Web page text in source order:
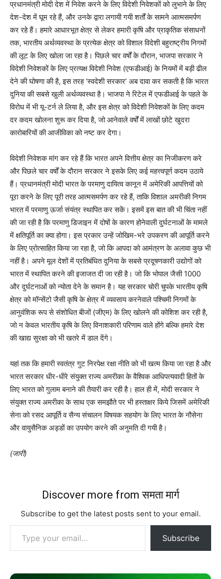
प्रधानमंत्री मोदी देश में निवेश करने के लिए विदेशी निवेशकों को लुभाने के लिए
देश-देश में घूम रहे हैं, और उनके द्वारा लगायी गयी शर्तों के सामने आत्मसमर्पण
कर रहे हैं। हमारे आधारभूत क्षेत्र से लेकर हमारी कृषि और प्राकृतिक संसाधनों
तक, भारतीय अर्थव्यवस्था के प्रत्येक क्षेत्र को विशाल विदेशी बहुराष्ट्रीय निगमों
की लूट के लिए खोला जा रहा है। पिछले चार वर्षों के दौरान, भाजपा सरकार ने
विदेशी निवेशकों के लिए प्रत्यक्ष विदेशी निवेश (एफडीआई) के नियमों में बड़ी ढील
देने की घोषणा की है, इस तरह‘स्वदेशी सरकार’ अब दावा कर सकती है कि भारत
दुनिया की सबसे खुली अर्थव्यवस्था है। भाजपा ने रिटेल में एफडीआई के पहले के
विरोध में भी यू-टर्न ले लिया है, और इस क्षेत्र को विदेशी निवेशकों के लिए कदम
दर कदम खोलना शुरू कर दिया है, जो आनेवाले वर्षों में लाखों छोटे खुदरा
कारोबारियों की आजीविका को नष्ट कर देगा।
विदेशी निवेशक मांग कर रहे हैं कि भारत अपने वित्तीय क्षेत्र का निजीकरण करे
और पिछले चार वर्षों के दौरान सरकार ने इसके लिए कई महत्त्वपूर्ण कदम उठाये
हैं। प्रधानमंत्री मोदी भारत के परमाणु दायित्व कानून में अमेरिकी आपत्तियों को
पूरा करने के लिए पूरी तरह आत्मसमर्पण कर रहे हैं, ताकि विशाल अमरीकी निगम
भारत में परमाणु ऊर्जा संयंत्र स्थापित कर सकें। इसमें इस बात की भी चिंता नहीं
की जा रही है कि परमाणु डिजाइन में दोषों के कारण होनेवाली दुर्घटनाओं के मामले
में क्षतिपूर्ति का क्या होगा। इस प्रकार उन्हें जोखिम-भरे उपकरण की आपूर्ति करने
के लिए प्रोत्साहित किया जा रहा है, जो कि आपदा को आमंत्रण के अलावा कुछ भी
नहीं है। अपने मूल देशों में प्रतिबंधित दुनिया के सबसे प्रदूषणकारी उद्योगों को
भारत में स्थापित करने की इजाजत दी जा रही है। जो कि भोपाल जैसी 1000
और दुर्घटनाओं को न्योता देने के समान है। यह सरकार चोरी चुपके भारतीय कृषि
क्षेत्र को मॉन्सेंटो जैसी कृषि के क्षेत्र में व्यवसाय करनेवाले पश्चिमी निगमों के
आनुवंशिक रूप से संशोधित बीजों (जीएम) के लिए खोलने की कोशिश कर रही है,
जो न केवल भारतीय कृषि के लिए विनाशकारी परिणाम वाले होंगे बल्कि हमारे देश
की खाद्य सुरक्षा को भी खतरे में डाल देंगे।
यहां तक कि हमारी स्वतंत्र गुट निरपेक्ष रक्षा नीति को भी खत्म किया जा रहा है और
भारत सरकार धीर-धीरे संयुक्त राज्य अमरीका के वैश्विक आधिपत्यवादी हितों के
लिए भारत को गुलाम बनाने की तैयारी कर रही है। हाल ही में, मोदी सरकार ने
संयुक्त राज्य अमरीका के साथ एक समझौते पर भी हस्ताक्षर किये जिसमें अमेरिकी
सेना को रसद आपूर्ति व सैन्य संचालन विषयक सहयोग के लिए भारत के नौसेना
और वायुसैनिक अड्डों का उपयोग करने की अनुमति दी गयी है।
(जारी)
Discover more from समता मार्ग
Subscribe to get the latest posts sent to your email.
Type your email…
Subscribe